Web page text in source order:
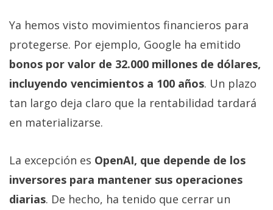
Ya hemos visto movimientos financieros para
protegerse. Por ejemplo, Google ha emitido
bonos por valor de 32.000 millones de dólares,
incluyendo vencimientos a 100 años. Un plazo
tan largo deja claro que la rentabilidad tardará
en materializarse.
La excepción es OpenAI, que depende de los
inversores para mantener sus operaciones
diarias. De hecho, ha tenido que cerrar un